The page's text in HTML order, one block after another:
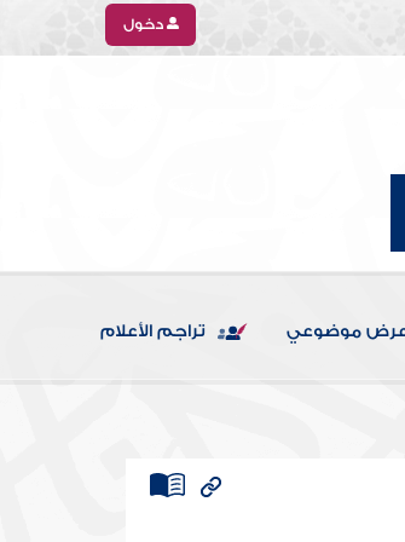
دخول
موضوعي تراجم الأعلام